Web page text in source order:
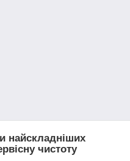
можете нанести засіб
пранням або
для основного
безпечні для
не
що робить їх
Спеціалізовані німецькі
а й підтримують
«сірому»
найскладніших
чистоту